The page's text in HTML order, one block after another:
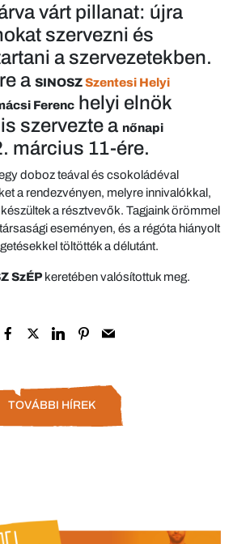
várt pillanat: újra
szervezni és
a szervezetekben.
a SINOSZSzentesi Helyi
Ferenc helyi elnök
szervezte a nőnapi
március 11-ére.
doboz teával és csokoládéval
a rendezvényen, melyre innivalókkal,
a résztvevők. Tagjaink örömmel
eseményen, és a régóta hiányolt
töltötték a délutánt.
SzÉP keretében valósítottuk meg.
TOVÁBBI HÍREK